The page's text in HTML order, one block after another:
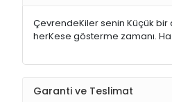
ÇevrendeKiler senin Küçük bir
herKese gösterme zamanı.
Garanti ve Teslimat